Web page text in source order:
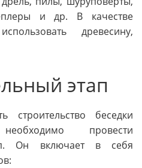
и др. В качестве
древесину,
этап
беседки
провести
Он включает в себя